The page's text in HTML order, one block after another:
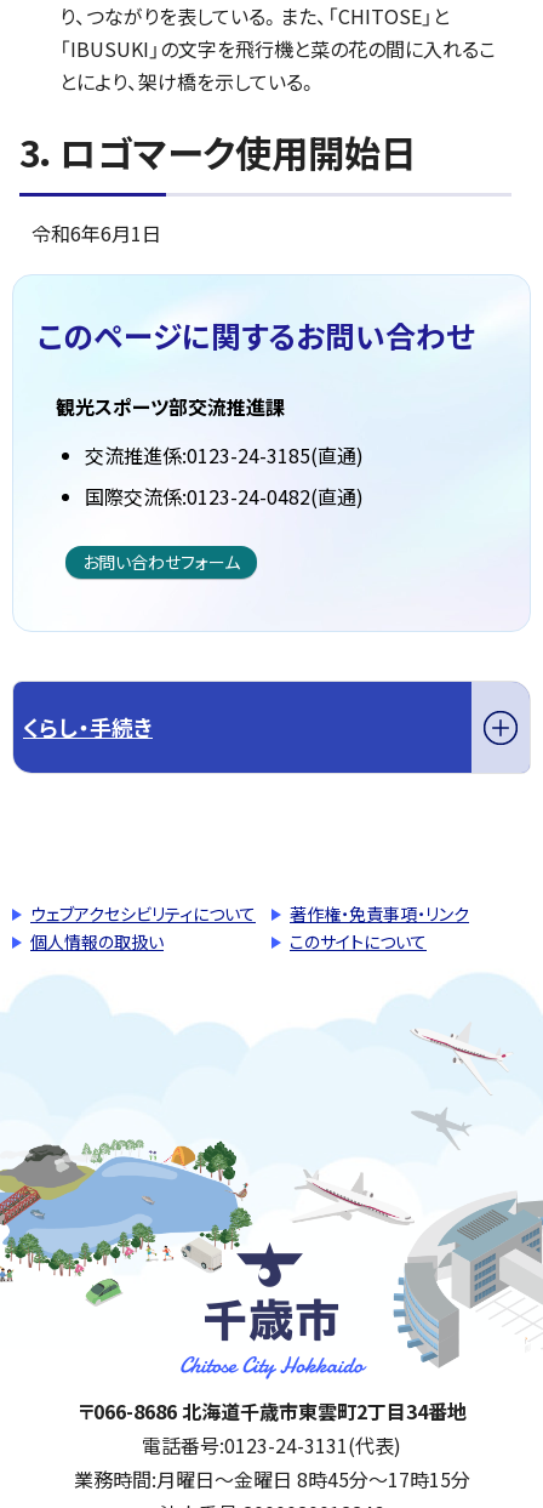
り、つながりを表している。また、「CHITOSE」と
「IBUSUKI」の文字を飛行機と菜の花の間に入れるこ
とにより、架け橋を示している。
3．ロゴマーク使用開始日
令和6年6月1日
このページに関するお問い合わせ
観光スポーツ部交流推進課
交流推進係:0123-24-3185(直通)
国際交流係:0123-24-0482(直通)
お問い合わせフォーム
くらし・手続き
ウェブアクセシビリティについて
著作権・免責事項・リンク
個人情報の取扱い
このサイトについて
千歳市
住所:
〒066-8686 北海道千歳市東雲町2丁目34番地
電話番号:0123-24-3131(代表)
業務時間:月曜日～金曜日 8時45分～17時15分